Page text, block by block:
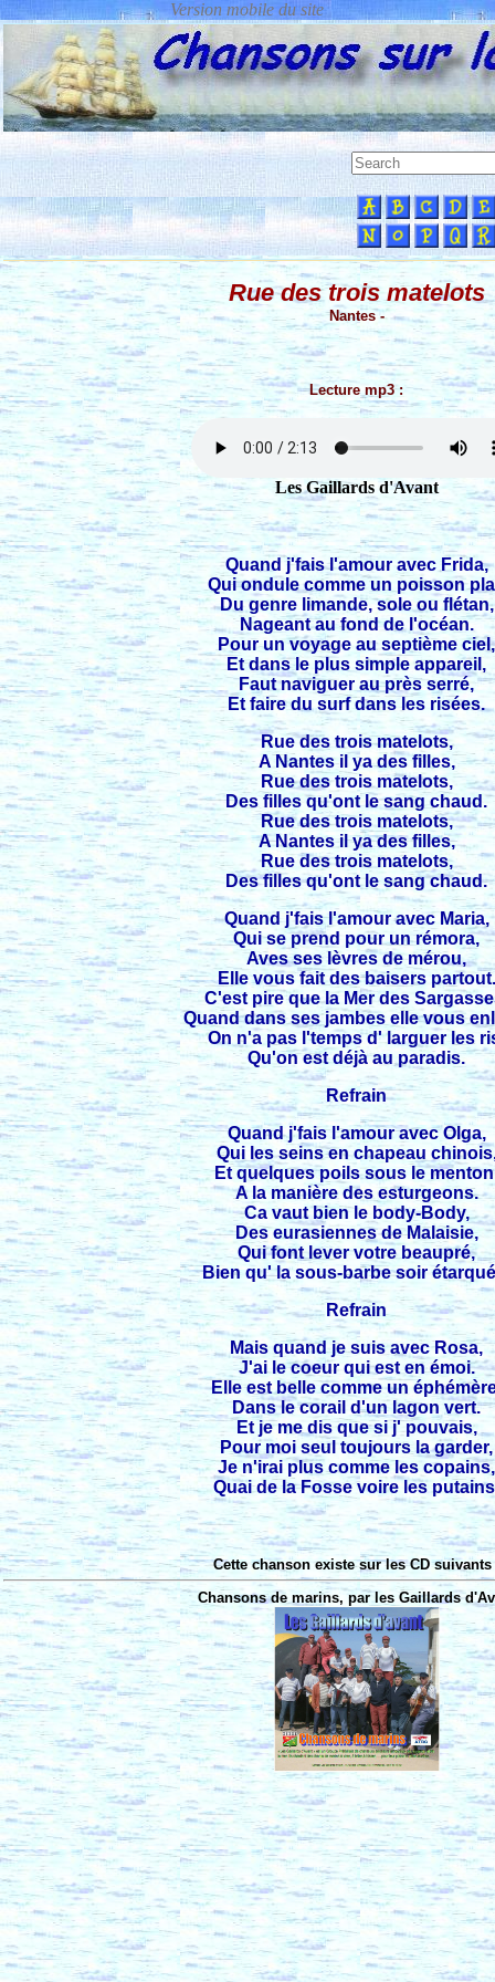
Rue des trois matelots
Nantes -
Lecture mp3 :
Les Gaillards d'Avant
Quand j'fais l'amour avec Frida,
Qui ondule comme un poisson
Du genre limande, sole ou flétan,
Nageant au fond de l'océan.
Pour un voyage au septième ciel,
Et dans le plus simple appareil,
Faut naviguer au près serré,
Et faire du surf dans les risées.
Rue des trois matelots,
A Nantes il ya des filles,
Rue des trois matelots,
Des filles qu'ont le sang chaud.
Rue des trois matelots,
A Nantes il ya des filles,
Rue des trois matelots,
Des filles qu'ont le sang chaud.
Quand j'fais l'amour avec Maria,
Qui se prend pour un rémora,
Aves ses lèvres de mérou,
Elle vous fait des baisers partout.
C'est pire que la Mer des
Quand dans ses jambes elle vous
On n'a pas l'temps d' larguer les
Qu'on est déjà au paradis.
Refrain
Quand j'fais l'amour avec Olga,
Qui les seins en chapeau
Et quelques poils sous le
A la manière des esturgeons.
Ca vaut bien le body-Body,
Des eurasiennes de Malaisie,
Qui font lever votre beaupré,
Bien qu' la sous-barbe soir
Refrain
Mais quand je suis avec Rosa,
J'ai le coeur qui est en émoi.
Elle est belle comme un
Dans le corail d'un lagon vert.
Et je me dis que si j' pouvais,
Pour moi seul toujours la garder,
Je n'irai plus comme les copains,
Quai de la Fosse voire les
Cette chanson existe sur les CD suivants
Chansons de marins, par les Gaillards